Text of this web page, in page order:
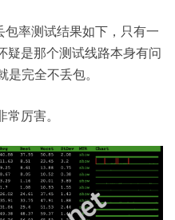
率测试结果如下，只有一
疑是那个测试线路本身有问
完全不丢包。
厉害。